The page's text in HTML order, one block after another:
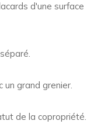
d'une surface
grand grenier.
de la copropriété.